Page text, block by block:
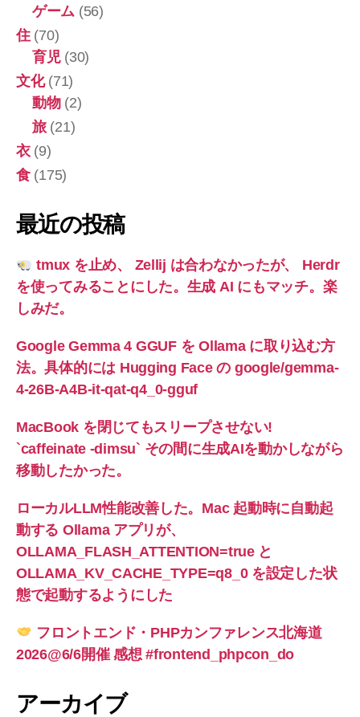
ゲーム (56)
住(70)
育児(30)
文化(71)
動物(2)
旅(21)
衣(9)
食(175)
最近の投稿
tmux を止め、 Zellij は合わなかったが、 Herdr
を使ってみることにした。生成 AI にもマッチ。楽
しみだ。
Google Gemma 4 GGUF を Ollama に取り込む方
法。具体的には Hugging Face の google/gemma-
4-26B-A4B-it-qat-q4_0-gguf
MacBook を閉じてもスリープさせない!
`caffeinate -dimsu` その間に生成AIを動かしながら
移動したかった。
ローカルLLM性能改善した。Mac 起動時に自動起
動する Ollama アプリが、
OLLAMA_FLASH_ATTENTION=true と
OLLAMA_KV_CACHE_TYPE=q8_0 を設定した状
態で起動するようにした
フロントエンド・PHPカンファレンス北海道
2026@6/6開催 感想 #frontend_phpcon_do
アーカイブ